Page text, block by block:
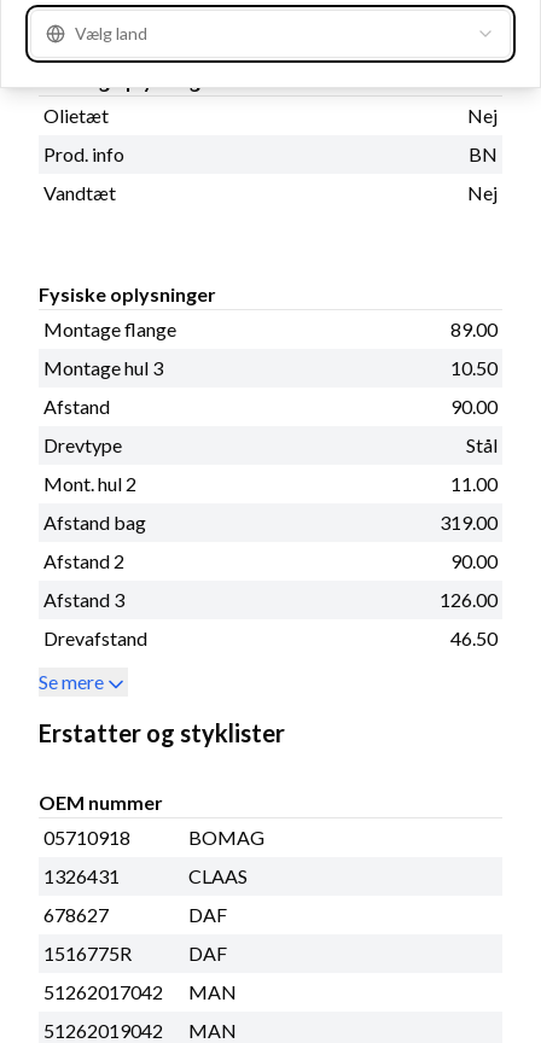
Olietæt
Nej
Prod. info
BN
Vandtæt
Nej
Fysiske oplysninger
Montage flange
89.00
Montage hul 3
10.50
Afstand
90.00
Drevtype
Stål
Mont. hul 2
11.00
Afstand bag
319.00
Afstand 2
90.00
Afstand 3
126.00
Drevafstand
46.50
Se mere
Erstatter og styklister
OEM nummer
05710918
BOMAG
1326431
CLAAS
678627
DAF
1516775R
DAF
51262017042
MAN
51262019042
MAN
Vælg land